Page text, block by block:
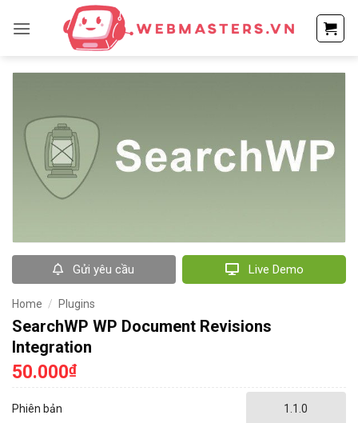
qua
dung
Gửi yêu cầu Live Demo
Home / Plugins
SearchWP WP Document Revisions
Integration
50.000₫
Phiên bản 1.1.0